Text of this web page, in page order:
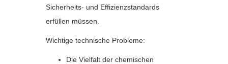
Sicherheits- und Effizienzstandards
erfüllen müssen.
Wichtige technische Probleme:
Die Vielfalt der chemischen